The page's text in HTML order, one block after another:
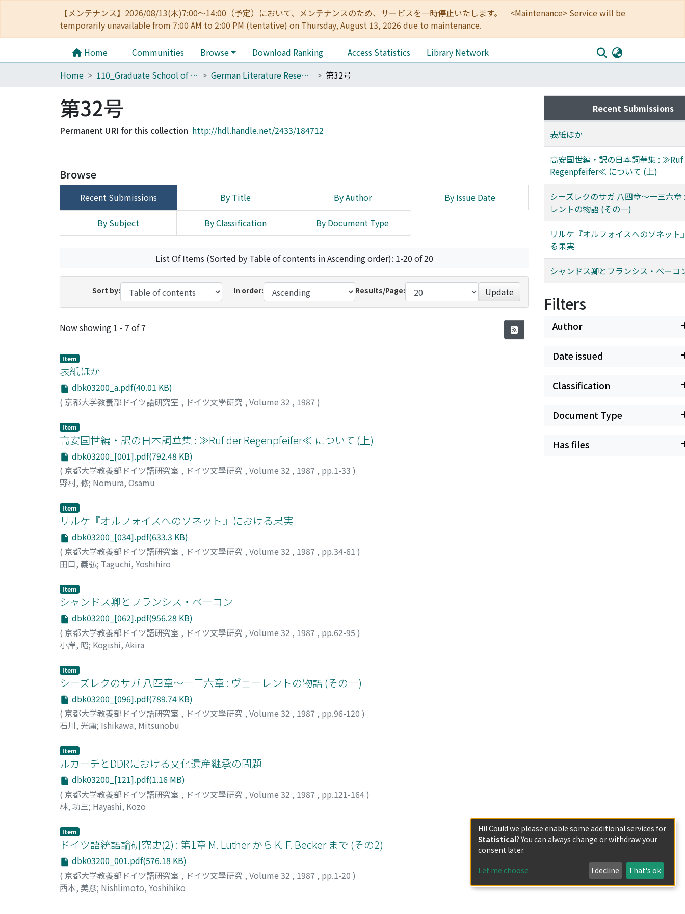
【メンテナンス】2026/08/13(木)7:00～14:00（予定）において、メンテナンスのため、サービスを一時停止いたします。 <Maintenance> Service will be
temporarily unavailable from 7:00 AM to 2:00 PM (tentative) on Thursday, August 13, 2026 due to maintenance.
Home Communities Browse Download Ranking Access Statistics
Library Network
Home
110_Graduate School of Human and Environmental Studies German Literature Research 第32号
第32号
Permanent URI for this collection http://hdl.handle.net/2433/184712
Browse
Recent Submissions By Title By Author By Issue Date
By Subject By Classification By Document Type
List Of Items (Sorted by Table of contents in Ascending order): 1-20 of 20
Sort by: In order: Results/Page: Update
Recent Submissions
Now showing 1 - 7 of 7
Item
表紙ほか
dbk03200_a.pdf(40.01 KB)
( 京都大学教養部ドイツ語研究室 , ドイツ文學研究 , Volume 32 , 1987 )
Item
高安国世編・訳の日本詞華集 : ≫Ruf der Regenpfeifer≪ について (上)
dbk03200_[001].pdf(792.48 KB)
( 京都大学教養部ドイツ語研究室 , ドイツ文學研究 , Volume 32 , 1987 , pp.1-33 )
野村, 修; Nomura, Osamu
Item
リルケ『オルフォイスへのソネット』における果実
dbk03200_[034].pdf(633.3 KB)
( 京都大学教養部ドイツ語研究室 , ドイツ文學研究 , Volume 32 , 1987 , pp.34-61 )
田口, 義弘; Taguchi, Yoshihiro
Item
シャンドス卿とフランシス・ベーコン
dbk03200_[062].pdf(956.28 KB)
( 京都大学教養部ドイツ語研究室 , ドイツ文學研究 , Volume 32 , 1987 , pp.62-95 )
小岸, 昭; Kogishi, Akira
Item
シーズレクのサガ 八四章～一三六章 : ヴェーレントの物語 (その一)
dbk03200_[096].pdf(789.74 KB)
( 京都大学教養部ドイツ語研究室 , ドイツ文學研究 , Volume 32 , 1987 , pp.96-120 )
石川, 光庸; Ishikawa, Mitsunobu
Item
ルカーチとDDRにおける文化遺産継承の問題
dbk03200_[121].pdf(1.16 MB)
( 京都大学教養部ドイツ語研究室 , ドイツ文學研究 , Volume 32 , 1987 , pp.121-164)
林, 功三; Hayashi, Kozo
Item
ドイツ語統語論研究史(2) : 第1章 M. Luther から K. F. Becker まで (その2)
dbk03200_001.pdf(576.18 KB)
( 京都大学教養部ドイツ語研究室 , ドイツ文學研究 , Volume 32 , 1987 , pp.1-20 )
西本, 美彦; Nishlimoto, Yoshihiko
Recent Submissions
表紙ほか
高安国世編・訳の日本詞華集 :
Regenpfeifer≪ について (上)
シーズレクのサガ 八四章～一三六章
レントの物語 (その一)
リルケ『オルフォイスへのソネット
る果実
シャンドス卿とフランシス・ベーコ
Filters
Author
Date issued
Classification
Document Type
Has files
Hi! Could we please enable some additional services for
Statistical? You can always change or withdraw your
consent later.
Let me choose I decline That's ok